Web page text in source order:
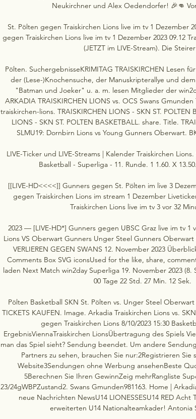
Neukirchner und Alex Oedendorfer! 🎉👊
St. Pölten gegen Traiskirchen Lions live im tv 1 Dezember
gegen Traiskirchen Lions live im tv 1 Dezember 2023 09.12
(JETZT im LIVE-Stream). Die Steirer
Pölten. SuchergebnisseKRIMITAG TRAISKIRCHEN Lesen
der (Lese-)Knochensuche, der Manuskripterallye und dem
"Batman und Joeker" u. a. m. lesen Mitglieder der
ARKADIA TRAISKIRCHEN LIONS vs. OCS Swans
traiskirchen-lions. TRAISKIRCHEN LIONS - SKN ST. POLTEN
LIONS - SKN ST. POLTEN BASKETBALL. share. Title.
SLMU19: Dornbirn Lions vs Young Gunners Oberwart.
LIVE-Ticker und LIVE-Streams | Kalender Traiskirchen
Basketball - Superliga - 11. Runde. 1 1.60. X
[[LIVE-HD<<<<]] Gunners gegen St. Pölten im live 3
gegen Traiskirchen Lions im stream 1 Dezember
Traiskirchen Lions live im tv 3 vor 32
2023 — [LIVE-HD*] Gunners gegen UBSC Graz live im tv 1
Lions VS Oberwart Gunners Unger Steel Gunners
VERLIEREN GEGEN SWANS 12. November 2023
Comments Box SVG iconsUsed for the like, share,
laden Next Match win2day Superliga 19. November 2023
00 Tage 22 Std. 27 Min. 12 Sek.
Pölten Basketball SKN St. Pölten vs. Unger Steel Oberwart
TICKETS KAUFEN. Image. Arkadia Traiskirchen Lions vs.
gegen Traiskirchen Lions 8/10/2023 15:30
ErgebnisViennaTraiskirchen LionsÜbertragung des Spiels
man das Spiel sieht? Sendung beendet. Um andere
Partners zu sehen, brauchen Sie nur:2Registrieren Sie
Website3Sendungen ohne Werbung ansehenBeste
5Berechnen Sie Ihren GewinnZeig mehrRangliste
23/24gWBPZustand2. Swans Gmunden981163. Home |
neue Nachrichten NewsU14 LIONESSESU14 RED Acht
erweiterten U14 Nationalteamkader! Antonia